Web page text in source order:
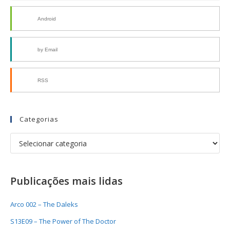
Android
by Email
RSS
Categorias
Publicações mais lidas
Arco 002 – The Daleks
S13E09 – The Power of The Doctor